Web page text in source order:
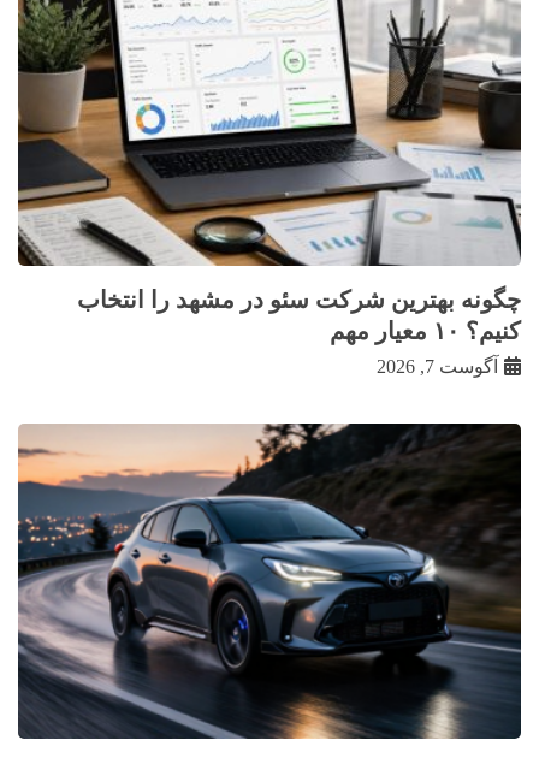
چگونه بهترین شرکت سئو در مشهد را انتخاب
کنیم؟ ۱۰ معیار مهم
آگوست 7, 2026